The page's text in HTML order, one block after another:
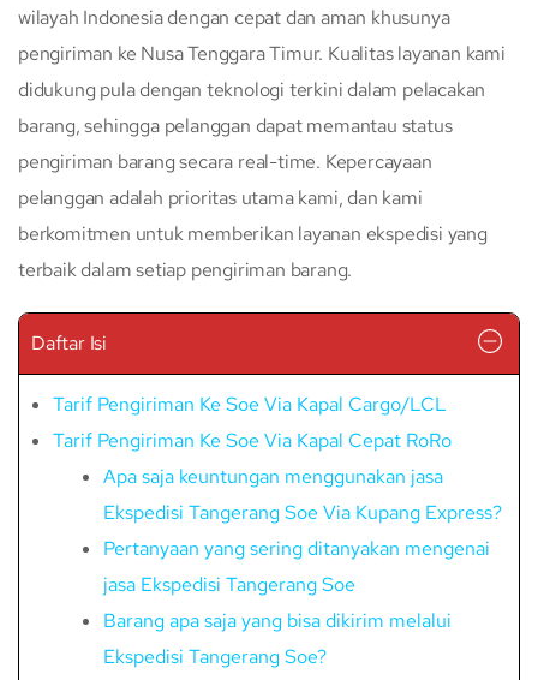
wilayah Indonesia dengan cepat dan aman khusunya
pengiriman ke Nusa Tenggara Timur. Kualitas layanan kami
didukung pula dengan teknologi terkini dalam pelacakan
barang, sehingga pelanggan dapat memantau status
pengiriman barang secara real-time. Kepercayaan
pelanggan adalah prioritas utama kami, dan kami
berkomitmen untuk memberikan layanan ekspedisi yang
terbaik dalam setiap pengiriman barang.
Daftar Isi
Tarif Pengiriman Ke Soe Via Kapal Cargo/LCL
Tarif Pengiriman Ke Soe Via Kapal Cepat RoRo
Apa saja keuntungan menggunakan jasa
Ekspedisi Tangerang Soe Via Kupang Express?
Pertanyaan yang sering ditanyakan mengenai
jasa Ekspedisi Tangerang Soe
Barang apa saja yang bisa dikirim melalui
Ekspedisi Tangerang Soe?